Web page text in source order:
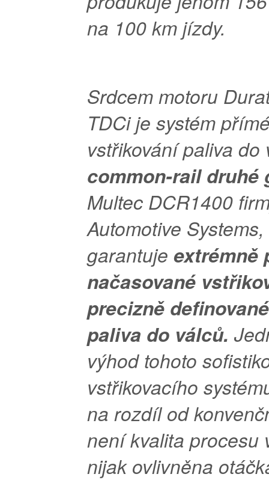
na 100 km jízdy.
Srdcem motoru
TDCi je systém
vstřikování paliva do
common-rail druhé
Multec DCR1400
Automotive
garantuje extrémně
načasované
precizně
paliva do válců.
výhod tohoto
vstřikovacího
na rozdíl od
není kvalita procesu
nijak ovlivněna